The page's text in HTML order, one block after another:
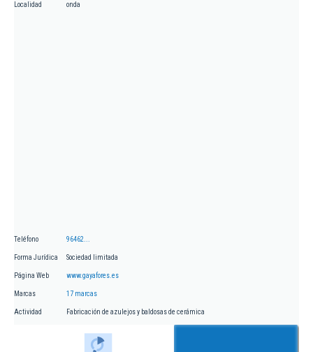
Localidad onda
Teléfono 96462...
Forma Jurídica Sociedad limitada
Página Web www.gayafores.es
Marcas 17 marcas
Actividad Fabricación de azulejos y baldosas de cerámica